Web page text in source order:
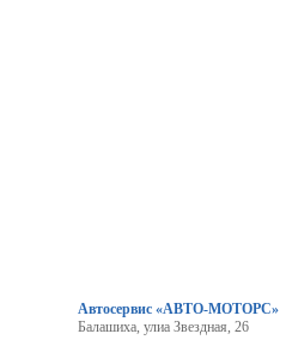
Автосервис «АВТО-МОТОРС»
Балашиха, улиа Звездная, 26